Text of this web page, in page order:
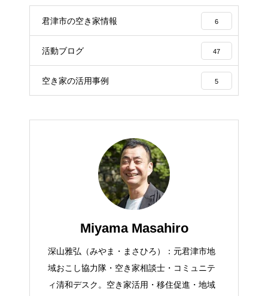
君津市の空き家情報 6
活動ブログ 47
空き家の活用事例 5
Miyama Masahiro
深山雅弘（みやま・まさひろ）：元君津市地
域おこし協力隊・空き家相談士・コミュニテ
ィ清和デスク。空き家活用・移住促進・地域